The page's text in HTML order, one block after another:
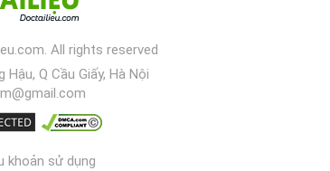
All rights reserved
Hậu, Q Cầu Giấy, Hà Nội
khoản sử dụng